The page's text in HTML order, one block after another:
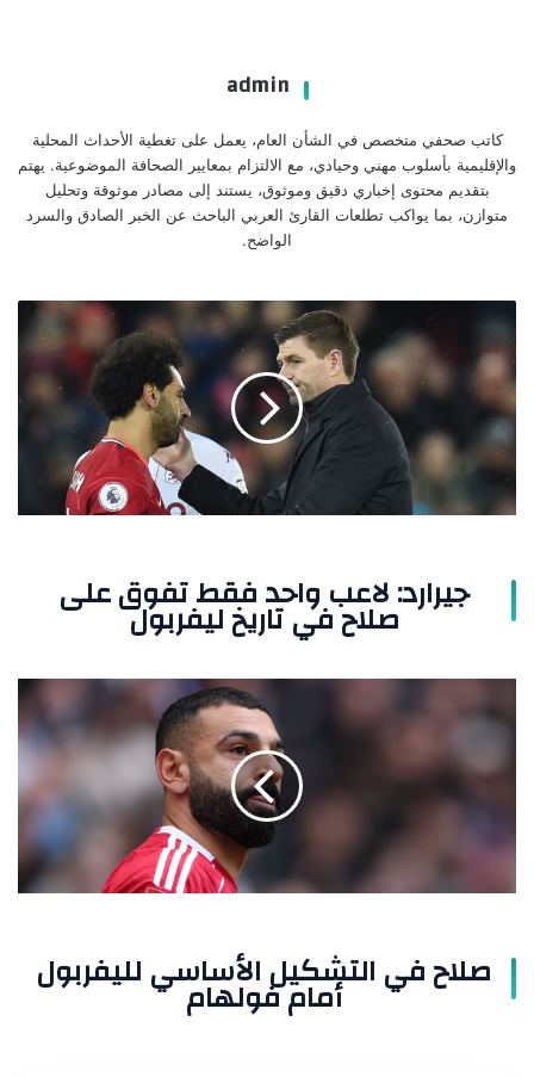
admin
كاتب صحفي متخصص في الشأن العام، يعمل على تغطية الأحداث المحلية
والإقليمية بأسلوب مهني وحيادي، مع الالتزام بمعايير الصحافة الموضوعية. يهتم
بتقديم محتوى إخباري دقيق وموثوق، يستند إلى مصادر موثوقة وتحليل
متوازن، بما يواكب تطلعات القارئ العربي الباحث عن الخبر الصادق والسرد
الواضح.
واحد
فقط
تفوق
على
صلاح
في
تاريخ
جيرارد: لاعب واحد فقط تفوق على
صلاح في تاريخ ليفربول
الأساسي
صلاح في التشكيل الأساسي لليفربول
أمام فولهام